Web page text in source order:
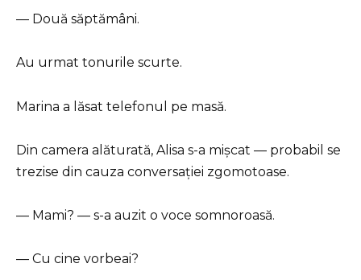
— Două săptămâni.
Au urmat tonurile scurte.
Marina a lăsat telefonul pe masă.
Din camera alăturată, Alisa s-a mișcat — probabil se
trezise din cauza conversației zgomotoase.
— Mami? — s-a auzit o voce somnoroasă.
— Cu cine vorbeai?